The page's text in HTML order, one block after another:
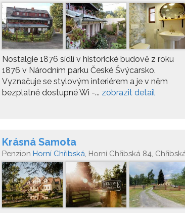
Nostalgie 1876 sídlí v historické budově z roku
1876 v Národním parku České Švýcarsko.
Vyznačuje se stylovým interiérem a je v něm
bezplatně dostupné Wi -... zobrazit detail
Krásná Samota
Penzion Horní Chřibská, Horní Chřibská 84,
40744